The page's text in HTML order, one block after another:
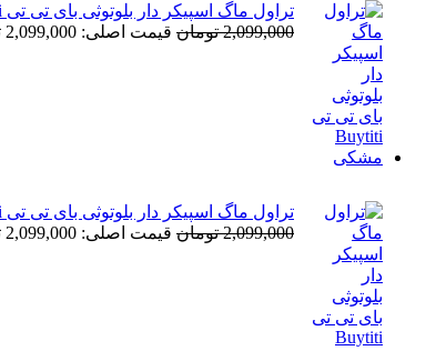
تراول ماگ اسپیکر دار بلوتوثی بای تی تی Buytiti مشکی
2,099,000 تومان قیمت اصلی: 2,099,000 تومان بود.
تراول ماگ اسپیکر دار بلوتوثی بای تی تی Buytiti صورتی
2,099,000 تومان قیمت اصلی: 2,099,000 تومان بود.